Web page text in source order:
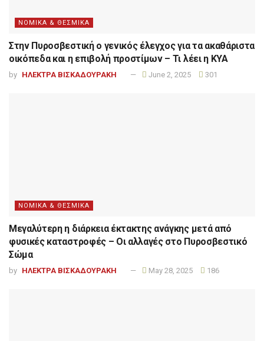
ΝΟΜΙΚΑ & ΘΕΣΜΙΚΑ
Στην Πυροσβεστική ο γενικός έλεγχος για τα ακαθάριστα
οικόπεδα και η επιβολή προστίμων – Τι λέει η ΚΥΑ
by ΗΛΕΚΤΡΑ ΒΙΣΚΑΔΟΥΡΑΚΗ June 2, 2025 301
ΝΟΜΙΚΑ & ΘΕΣΜΙΚΑ
Μεγαλύτερη η διάρκεια έκτακτης ανάγκης μετά από
φυσικές καταστροφές – Οι αλλαγές στο Πυροσβεστικό
Σώμα
by ΗΛΕΚΤΡΑ ΒΙΣΚΑΔΟΥΡΑΚΗ May 28, 2025 186